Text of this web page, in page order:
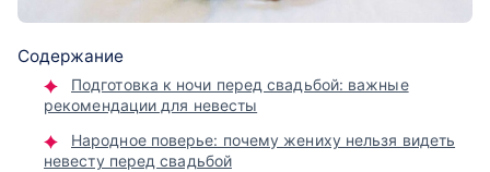
Содержание
Подготовка к ночи перед свадьбой: важные
рекомендации для невесты
Народное поверье: почему жениху нельзя видеть
невесту перед свадьбой